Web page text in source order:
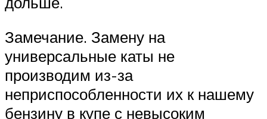
Замечание. Замену на
универсальные каты не
производим из-за
неприспособленности их к нашему
бензину в купе с невысоким